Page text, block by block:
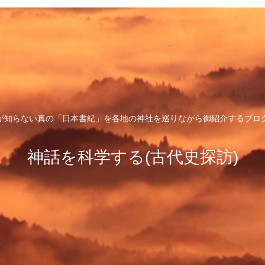
知らない真の「日本書紀」を各地の神社を巡りながら御紹介するブロ
神話を科学する(古代史探訪)